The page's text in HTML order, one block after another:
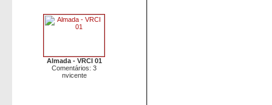
Almada - VRCI 01
Comentários: 3
nvicente